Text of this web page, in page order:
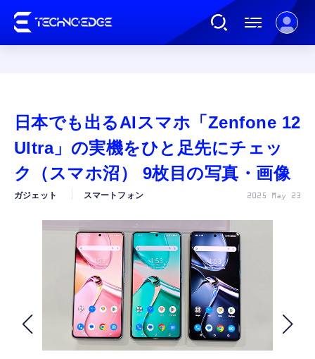
AI
ガジェット
ゲーム
カルチャー
公式ストア
日本でも出るAIスマホ「Zenfone 12
Ultra」の実機をひと足先にチェッ
ク（スマホ沼） 9枚目の写真・画像
ガジェット スマートフォン 2025 May 23